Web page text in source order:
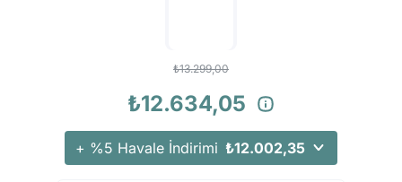
₺13.299,00
₺12.634,05
+ %5 Havale İndirimi ₺12.002,35